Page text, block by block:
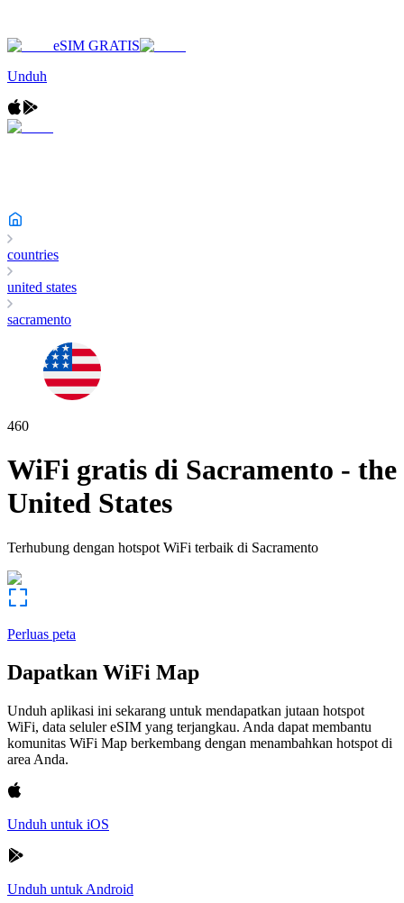
eSIM GRATIS
Unduh
countries
united states
sacramento
460
WiFi gratis di Sacramento - the
United States
Terhubung dengan hotspot WiFi terbaik di Sacramento
Perluas peta
Dapatkan WiFi Map
Unduh aplikasi ini sekarang untuk mendapatkan jutaan hotspot
WiFi, data seluler eSIM yang terjangkau. Anda dapat membantu
komunitas WiFi Map berkembang dengan menambahkan hotspot di
area Anda.
Unduh untuk iOS
Unduh untuk Android